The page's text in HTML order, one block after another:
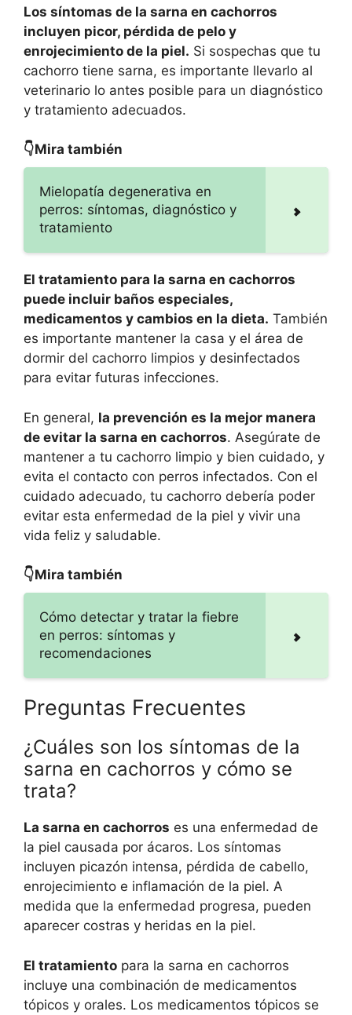
Los síntomas de la sarna en cachorros
incluyen picor, pérdida de pelo y
enrojecimiento de la piel. Si sospechas que tu
cachorro tiene sarna, es importante llevarlo al
veterinario lo antes posible para un diagnóstico
y tratamiento adecuados.
👇Mira también
Mielopatía degenerativa en
perros: síntomas, diagnóstico y
tratamiento
El tratamiento para la sarna en cachorros
puede incluir baños especiales,
medicamentos y cambios en la dieta. También
es importante mantener la casa y el área de
dormir del cachorro limpios y desinfectados
para evitar futuras infecciones.
En general, la prevención es la mejor manera
de evitar la sarna en cachorros. Asegúrate de
mantener a tu cachorro limpio y bien cuidado, y
evita el contacto con perros infectados. Con el
cuidado adecuado, tu cachorro debería poder
evitar esta enfermedad de la piel y vivir una
vida feliz y saludable.
👇Mira también
Cómo detectar y tratar la fiebre
en perros: síntomas y
recomendaciones
Preguntas Frecuentes
¿Cuáles son los síntomas de la
sarna en cachorros y cómo se
trata?
La sarna en cachorros es una enfermedad de
la piel causada por ácaros. Los síntomas
incluyen picazón intensa, pérdida de cabello,
enrojecimiento e inflamación de la piel. A
medida que la enfermedad progresa, pueden
aparecer costras y heridas en la piel.
El tratamiento para la sarna en cachorros
incluye una combinación de medicamentos
tópicos y orales. Los medicamentos tópicos se